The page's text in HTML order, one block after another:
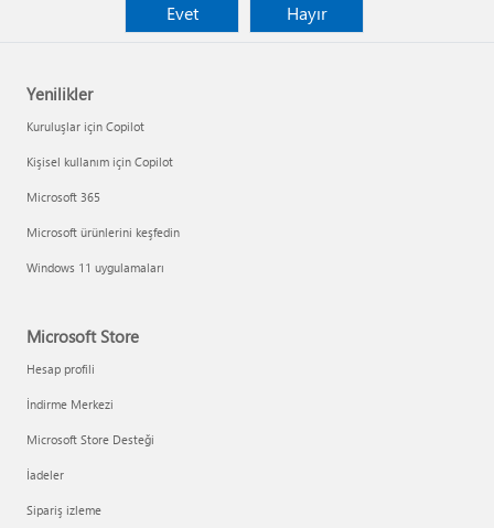
Evet
Hayır
Yenilikler
Kuruluşlar için Copilot
Kişisel kullanım için Copilot
Microsoft 365
Microsoft ürünlerini keşfedin
Windows 11 uygulamaları
Microsoft Store
Hesap profili
İndirme Merkezi
Microsoft Store Desteği
İadeler
Sipariş izleme